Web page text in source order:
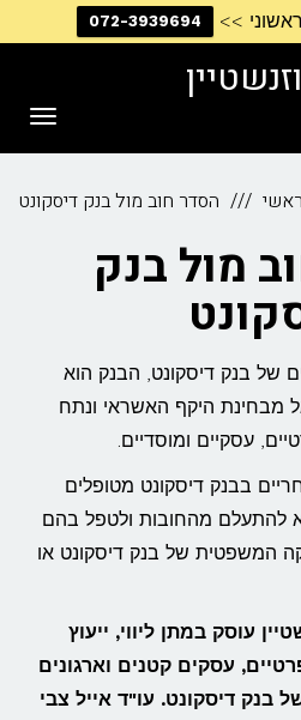
>>
072-3939694
ראשי הסדר חוב מול בנק דיסקונט
מול בנק
של בנק דיסקונט, הבנק הוא
מבחינת היקף האשראי ונתח
עסקיים ומוסדיים.
בבנק דיסקונט מטופלים
להתעלם מהחובות ולטפל בהם
המשפטית של בנק דיסקונט או
עוסק במתן ליווי, ייעוץ
עסקים קטנים וארגונים
דיסקונט. עו"ד אייל צבי